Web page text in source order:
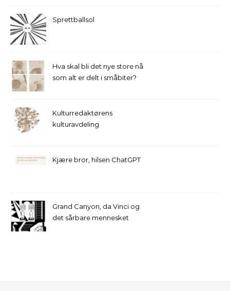
Sprettballsol
Hva skal bli det nye store nå
som alt er delt i småbiter?
Kulturredaktørens
kulturavdeling
Kjære bror, hilsen ChatGPT
Grand Canyon, da Vinci og
det sårbare mennesket